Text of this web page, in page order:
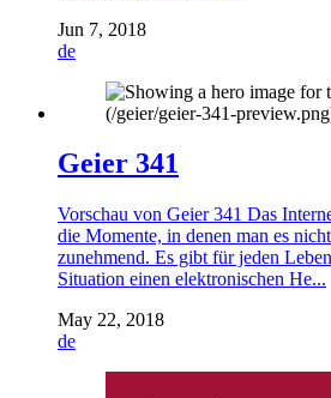
Jun 7, 2018
de
Geier 341
Vorschau von Geier 341 Das
die Momente, in denen man es
zunehmend. Es gibt für jeden
Situation einen elektronischen He...
May 22, 2018
de